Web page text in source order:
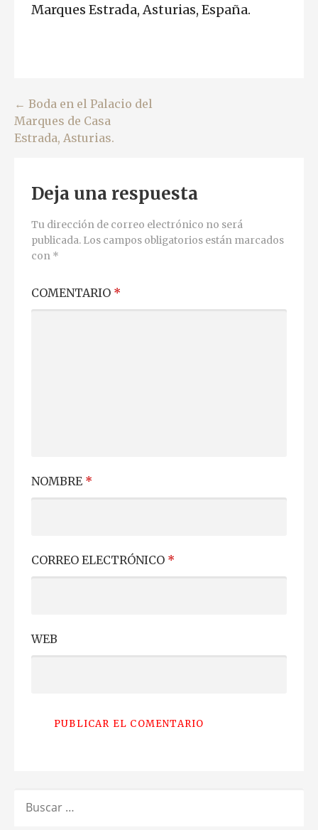
Marques Estrada, Asturias, España.
Navegación
de
← Boda en el Palacio del
Marques de Casa
Estrada, Asturias.
Deja una respuesta
Tu dirección de correo electrónico no será
publicada. Los campos obligatorios están marcados
con *
COMENTARIO *
NOMBRE *
CORREO ELECTRÓNICO *
WEB